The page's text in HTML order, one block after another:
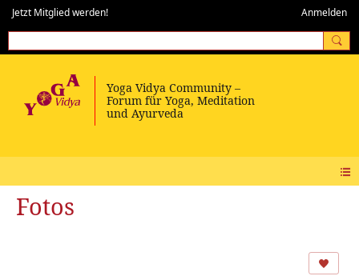
Jetzt Mitglied werden! Anmelden
Fotos